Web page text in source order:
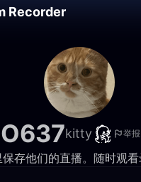
Recorder
kitty 举报
存他们的直播。随时观看